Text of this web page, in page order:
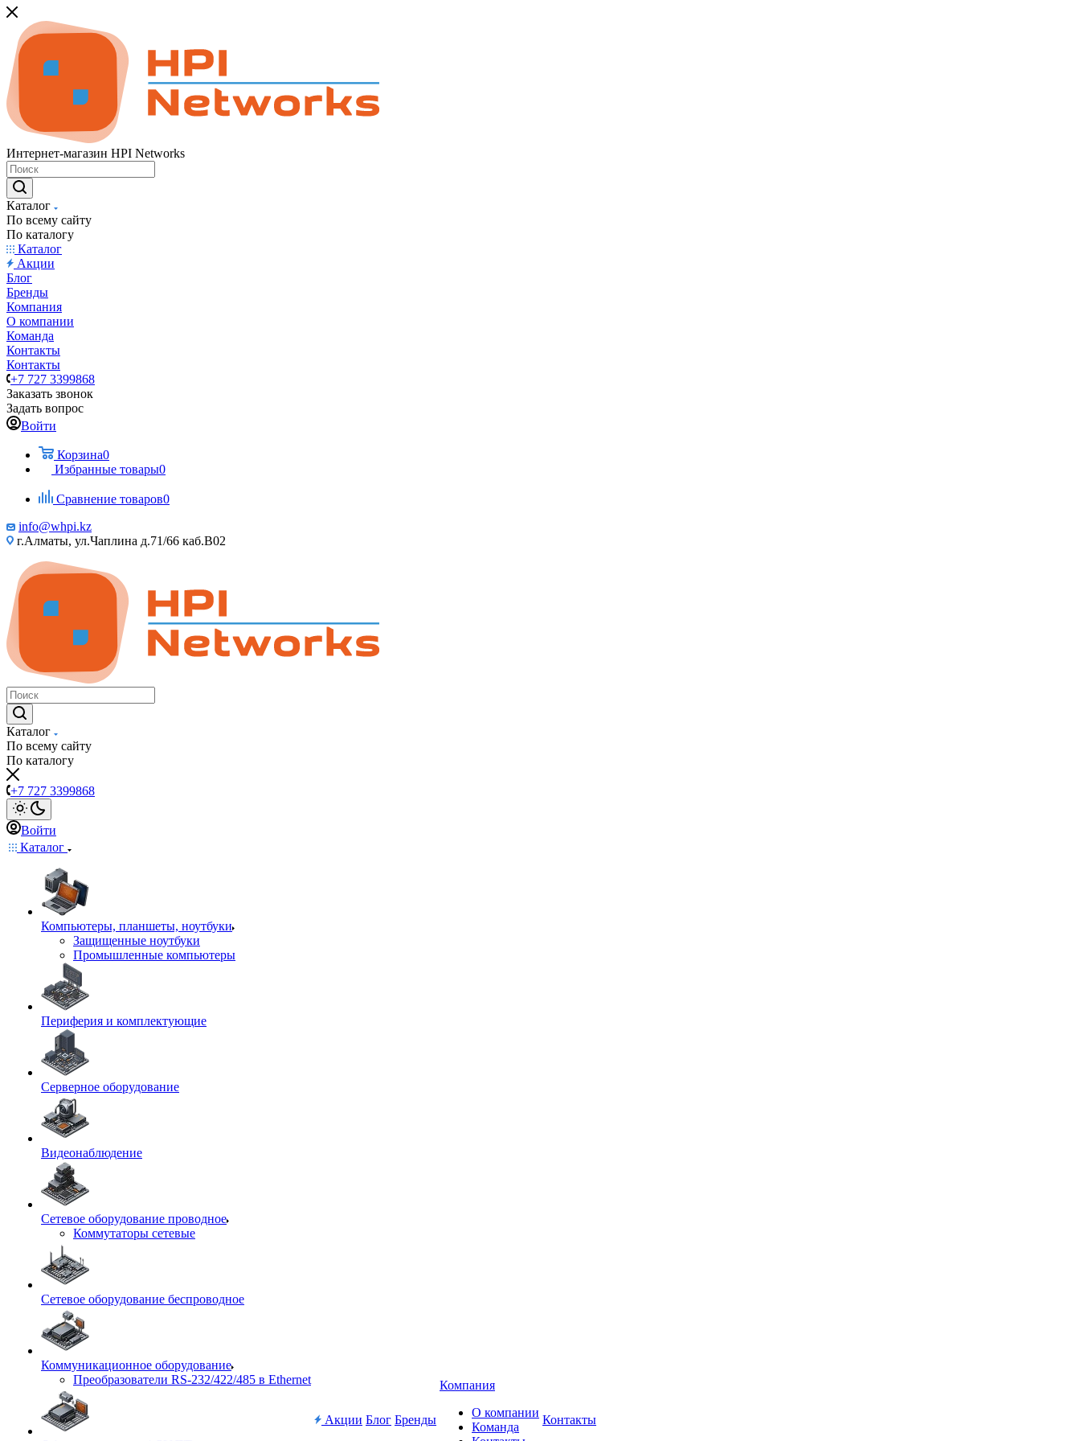
Интернет-магазин HPI Networks
Каталог
По всему сайту
По каталогу
Каталог
Акции
Блог
Бренды
Компания
О компании
Команда
Контакты
Контакты
+7 727 3399868
Заказать звонок
Задать вопрос
Войти
Корзина0
Избранные товары0
Сравнение товаров0
info@whpi.kz
г.Алматы, ул.Чаплина д.71/66 каб.B02
Каталог
По всему сайту
По каталогу
+7 727 3399868
Войти
Каталог
Компьютеры, планшеты, ноутбуки
Защищенные ноутбуки
Промышленные компьютеры
Периферия и комплектующие
Серверное оборудование
Видеонаблюдение
Сетевое оборудование проводное
Коммутаторы сетевые
Сетевое оборудование беспроводное
Коммуникационное оборудование
Преобразователи RS-232/422/485 в Ethernet
Акции Блог Бренды
Компания
О компании
Команда
Контакты